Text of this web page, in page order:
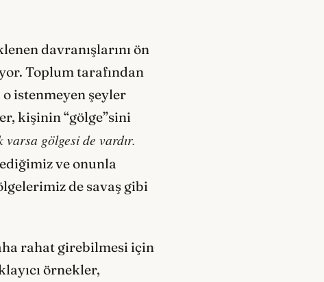
davranışlarını ön
Toplum tarafından
istenmeyen şeyler
kişinin “gölge”sini
varsa gölgesi de vardır.
ve onunla
de savaş gibi
rahat girebilmesi için
örnekler,